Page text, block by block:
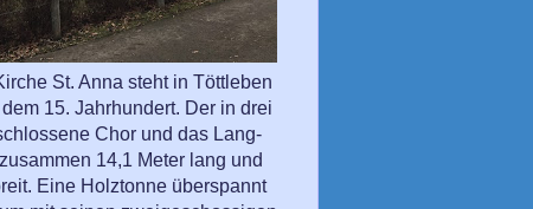
St. Anna steht in Töttleben
15. Jahrhundert. Der in drei
Chor und das Lang-
14,1 Meter lang und
Eine Holztonne überspannt